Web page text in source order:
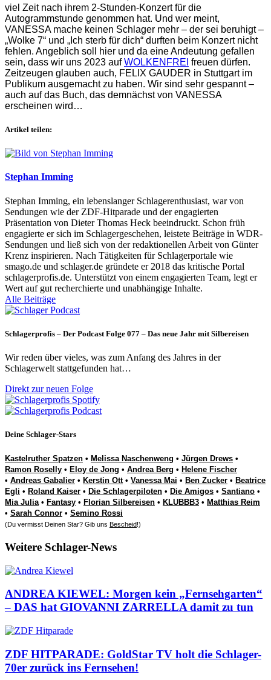
viel Zeit nach ihrem 2-Stunden-Konzert für die
Autogrammstunde genommen hat. Und wer meint,
VANESSA mache keinen Schlager mehr – der sei beruhigt –
„Wolke 7“ und „Ich sterb für dich“ durften beim Konzert nicht
fehlen. Angeblich soll hier und da eine Andeutung gefallen
sein, dass wir uns 2023 aufWOLKENFREI freuen dürfen.
Zeitzeugen glauben auch, FELIX GAUDER in Stuttgart im
Publikum ausgemacht zu haben. Wir sind sehr gespannt –
auch auf das Buch, das demnächst von VANESSA
erscheinen wird…
Artikel teilen:
Stephan Imming
Stephan Imming, ein lebenslanger Schlagerenthusiast, war von
Sendungen wie der ZDF-Hitparade und der engagierten
Präsentation von Dieter Thomas Heck beeindruckt. Schon früh
engagierte er sich im Schlagergeschehen, leistete Beiträge in WDR-
Sendungen und ließ sich von der redaktionellen Arbeit von Günter
Krenz inspirieren. Nach Tätigkeiten für Schlagerportale wie
smago.de und schlager.de gründete er 2018 das kritische Portal
schlagerprofis.de. Unterstützt von einem engagierten Team, legt er
Wert auf gut recherchierte und unabhängige Inhalte.
Alle Beiträge
Schlagerprofis – Der Podcast Folge 077 – Das neue Jahr mit Silbereisen
Wir reden über vieles, was zum Anfang des Jahres in der
Schlagerwelt stattgefunden hat…
Direkt zur neuen Folge
Deine Schlager-Stars
Kastelruther Spatzen • Melissa Naschenweng • Jürgen Drews •
Ramon Roselly • Eloy de Jong • Andrea Berg • Helene Fischer
• Andreas Gabalier • Kerstin Ott• Vanessa Mai • Ben Zucker • Beatrice
Egli • Roland Kaiser • Die Schlagerpiloten • Die Amigos • Santiano •
Mia Julia• Fantasy • Florian Silbereisen • KLUBBB3 • Matthias Reim
• Sarah Connor • Semino Rossi
(Du vermisst Deinen Star? Gib uns Bescheid!)
Weitere Schlager-News
ANDREA KIEWEL: Morgen kein „Fernsehgarten“
– DAS hat GIOVANNI ZARRELLA damit zu tun
ZDF HITPARADE: GoldStar TV holt die Schlager-
70er zurück ins Fernsehen!